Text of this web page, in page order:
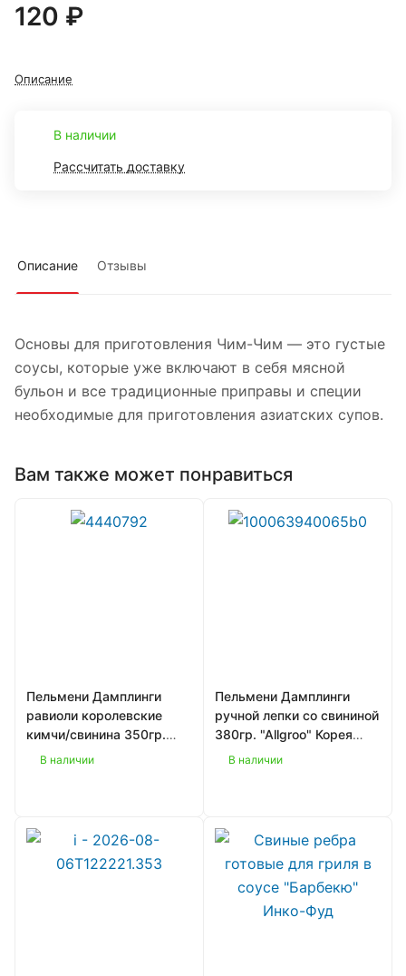
120 ₽
Описание
В наличии
Рассчитать доставку
Описание Отзывы
Основы для приготовления Чим-Чим — это густые
соусы, которые уже включают в себя мясной
бульон и все традиционные приправы и специи
необходимые для приготовления азиатских супов.
Вам также может понравиться
Пельмени Дамплинги
равиоли королевские
кимчи/свинина 350гр.
"Bibigo" Корея 1/8
В наличии
Пельмени Дамплинги
ручной лепки со свининой
380гр. "Allgroo" Корея
1/16В наличии